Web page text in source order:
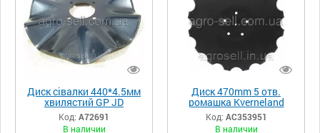
Диск сівалки 440*4.5мм
хвилястий GP JD
А72691/820-019C
Код: А72691
В наличии
Диск 470mm 5 отв.
ромашка Kverneland
ACCORD AC353951
Код: AC353951
В наличии